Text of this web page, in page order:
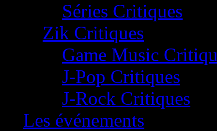
Séries Critiques
Zik Critiques
Game Music
J-Pop Critiques
J-Rock Critiques
Les événements